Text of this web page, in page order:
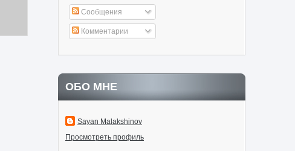
Сообщения
Комментарии
ОБО МНЕ
Sayan Malakshinov
Просмотреть профиль